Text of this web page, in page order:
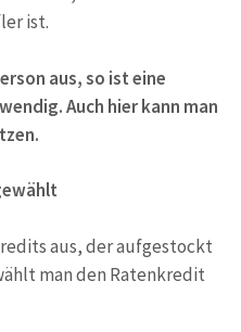
ist.
aus, so ist eine
Auch hier kann man
aus, der aufgestockt
man den Ratenkredit